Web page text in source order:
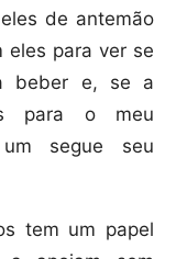
de antemão
eles para ver se
beber e, se a
para o meu
segue seu
tem um papel